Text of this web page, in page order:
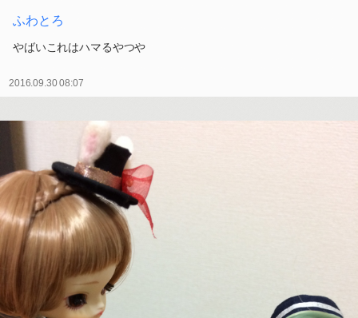
ふわとろ
やばいこれはハマるやつや
2016.09.30 08:07